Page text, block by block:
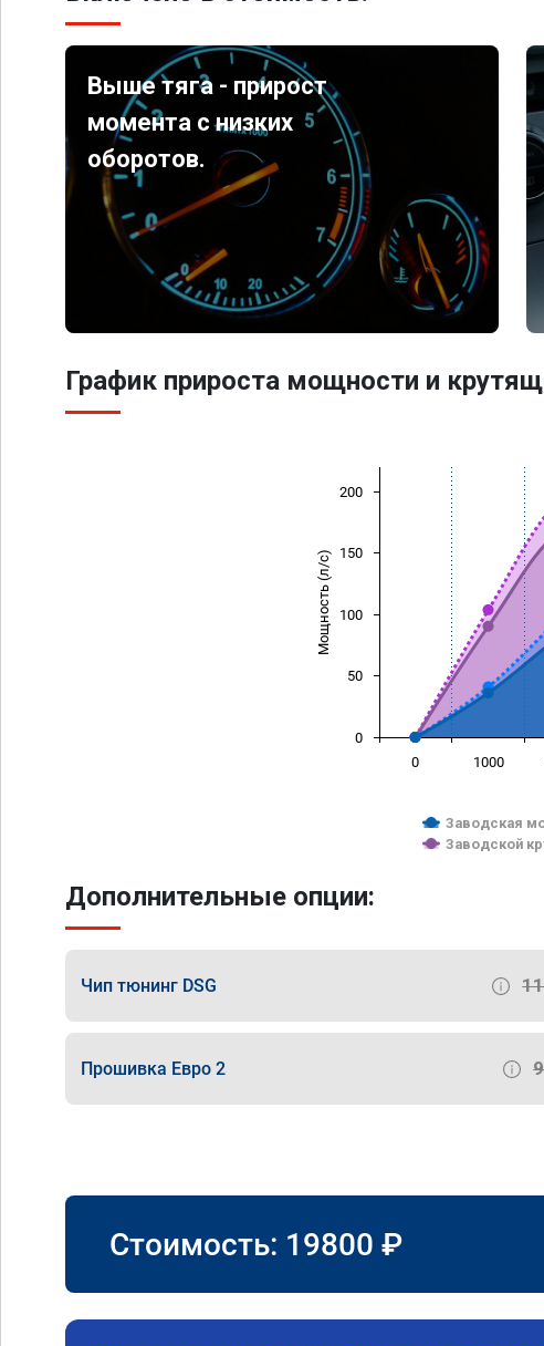
Выше тяга - прирост
момента с низких
оборотов.
График прироста мощности и
Мощность (л/с)
Заводская
Заводской
0 1000
0
50
100
150
200
Дополнительные опции:
Чип тюнинг DSG
Прошивка Евро 2
Стоимость: 19800 ₽